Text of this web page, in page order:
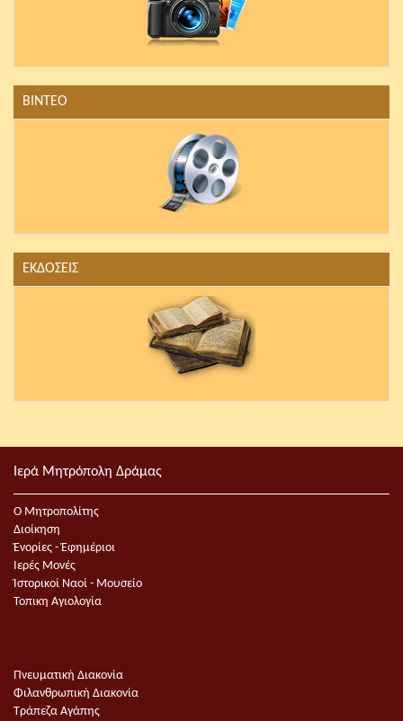
ΒΙΝΤΕΟ
ΕΚΔΟΣΕΙΣ
Ιερά Μητρόπολη Δράμας
Ο Μητροπολίτης
Διοίκηση
Ἐνορίες - Ἐφημέριοι
Ιερές Μονές
Ἱστορικοί Ναοί - Μουσείο
Τοπικη Αγιολογία
Πνευματική Διακονία
Φιλανθρωπική Διακονία
Τράπεζα Αγάπης